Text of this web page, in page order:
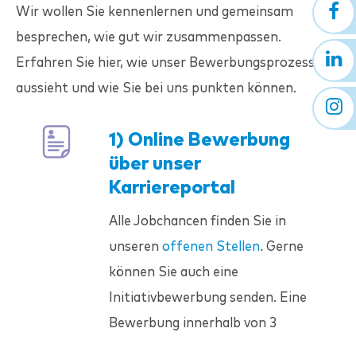
Wir wollen Sie kennenlernen und gemeinsam
besprechen, wie gut wir zusammenpassen.
Erfahren Sie hier, wie unser Bewerbungsprozess
aussieht und wie Sie bei uns punkten können.
1) Online Bewerbung
über unser
Karriereportal
Alle Jobchancen finden Sie in
unseren offenen Stellen. Gerne
können Sie auch eine
Initiativbewerbung senden. Eine
Bewerbung innerhalb von 3